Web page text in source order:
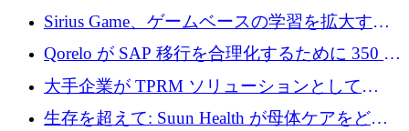
速するために150万ユーロを調達
Sirius Game、ゲームベースの学習を拡大する
ために 130 万ユーロの資金調達を完了
Qorelo が SAP 移行を合理化するために 350 万
ドルを調達
大手企業が TPRM ソリューションとして
Vanta を選択する理由
生存を超えて: Suun Health が母体ケアをどの